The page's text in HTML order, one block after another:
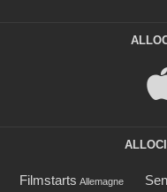
Filmstarts Allemagne